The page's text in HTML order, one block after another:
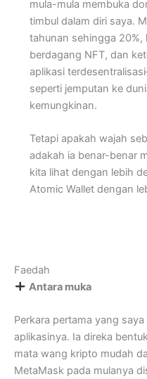
mula-mula membuka
timbul dalam diri saya.
tahunan sehingga 20%,
berdagang NFT, dan
aplikasi
seperti jemputan ke
kemungkinan.
Tetapi apakah wajah
adakah ia benar-benar
kita lihat dengan lebih
Atomic Wallet dengan
Faedah
Antara muka
Perkara pertama yang
aplikasinya. Ia direka
mata wang kripto mudah
MetaMask pada mulanya